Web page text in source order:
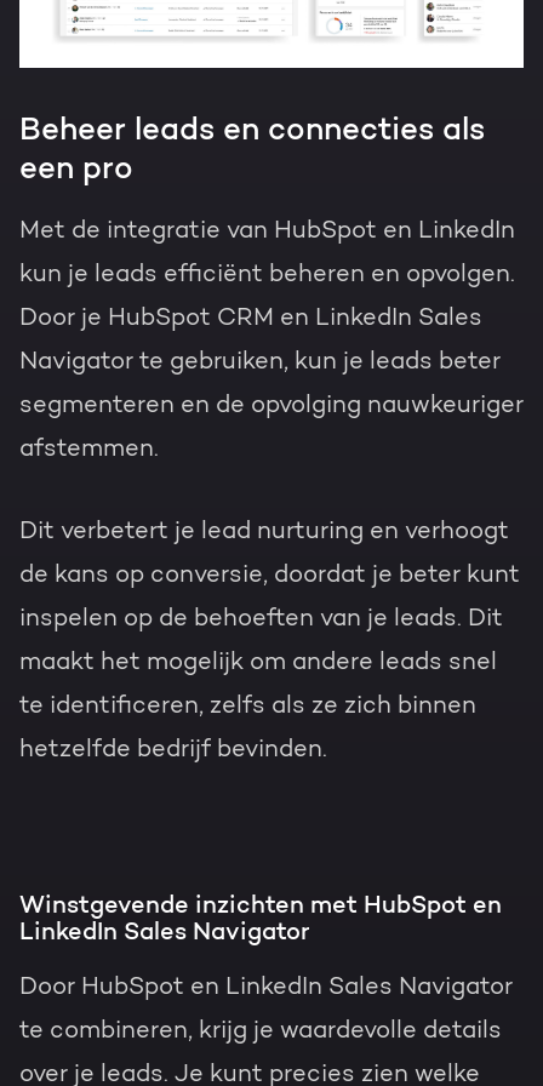
Beheer leads en connecties als
een pro
Met de integratie van HubSpot en LinkedIn
kun je leads efficiënt beheren en opvolgen.
Door je HubSpot CRM en LinkedIn Sales
Navigator te gebruiken, kun je leads beter
segmenteren en de opvolging nauwkeuriger
afstemmen.
Dit verbetert je lead nurturing en verhoogt
de kans op conversie, doordat je beter kunt
inspelen op de behoeften van je leads. Dit
maakt het mogelijk om andere leads snel
te identificeren, zelfs als ze zich binnen
hetzelfde bedrijf bevinden.
Winstgevende inzichten met HubSpot en
LinkedIn Sales Navigator
Door HubSpot en LinkedIn Sales Navigator
te combineren, krijg je waardevolle details
over je leads. Je kunt precies zien welke